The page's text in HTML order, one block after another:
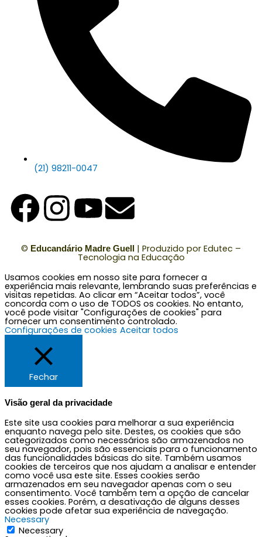
(21) 98211-0047
F
a
c
e
b
o
o
k
I
n
s
t
a
r
a
m
Y
o
u
t
u
E
n
v
e
l
e
© Educandário Madre Guell | Produzido por Edutec –
Tecnologia na Educação
Usamos cookies em nosso site para fornecer a
experiência mais relevante, lembrando suas preferências e
visitas repetidas. Ao clicar em “Aceitar todos”, você
concorda com o uso de TODOS os cookies. No entanto,
você pode visitar "Configurações de cookies" para
fornecer um consentimento controlado.
Configurações de cookies Aceitar todos
Fechar
Visão geral da privacidade
Este site usa cookies para melhorar a sua experiência
enquanto navega pelo site. Destes, os cookies que são
categorizados como necessários são armazenados no
seu navegador, pois são essenciais para o funcionamento
das funcionalidades básicas do site. Também usamos
cookies de terceiros que nos ajudam a analisar e entender
como você usa este site. Esses cookies serão
armazenados em seu navegador apenas com o seu
consentimento. Você também tem a opção de cancelar
esses cookies. Porém, a desativação de alguns desses
cookies pode afetar sua experiência de navegação.
Necessary
Necessary